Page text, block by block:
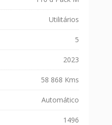
Utilitários
5
2023
58 868 Kms
Automático
1496